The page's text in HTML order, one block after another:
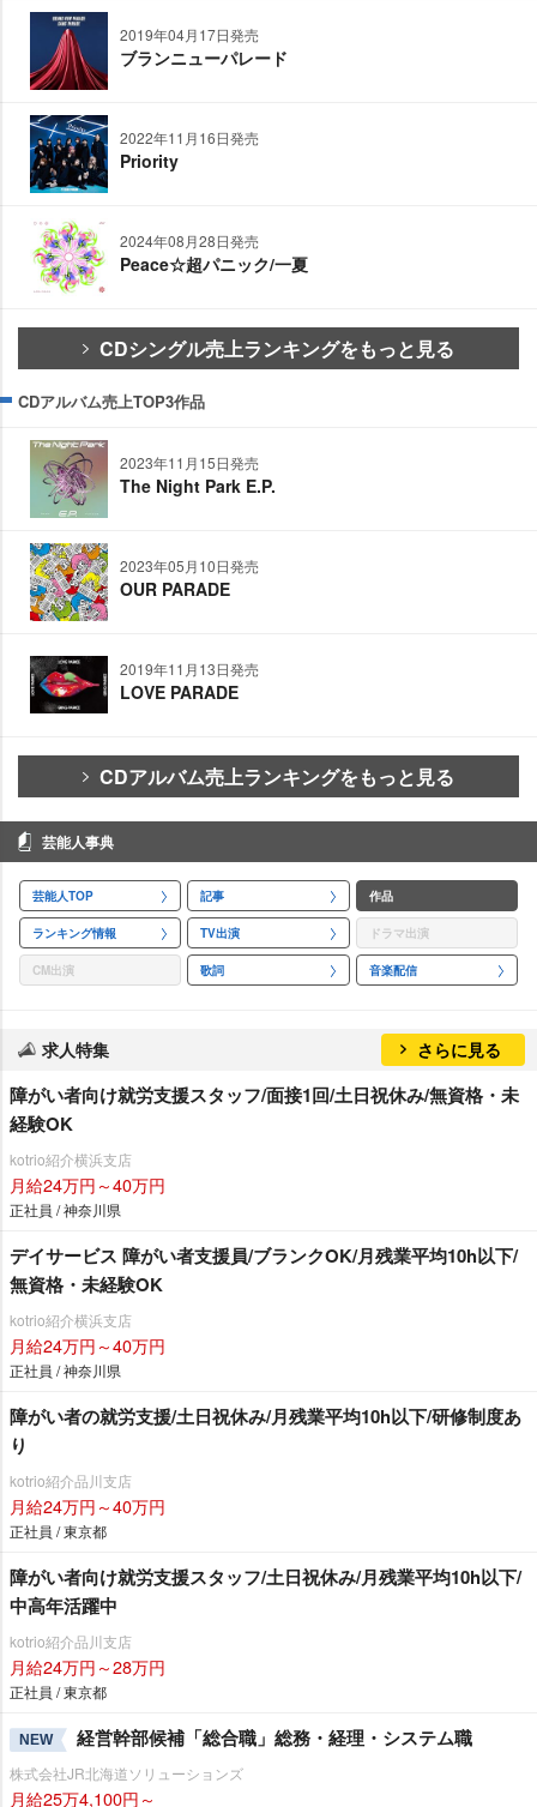
2019年04月17日発売
ブランニューパレード
2022年11月16日発売
Priority
2024年08月28日発売
Peace☆超パニック/一夏
CDシングル売上ランキングをもっと見る
CDアルバム売上TOP3作品
2023年11月15日発売
The Night Park E.P.
2023年05月10日発売
OUR PARADE
2019年11月13日発売
LOVE PARADE
CDアルバム売上ランキングをもっと見る
芸能人事典
芸能人TOP 記事 作品
ランキング情報 TV出演 ドラマ出演
CM出演 歌詞 音楽配信
求人特集 さらに見る
障がい者向け就労支援スタッフ/面接1回/土日祝休み/無資格・未
経験OK
kotrio紹介横浜支店
月給24万円～40万円
正社員 / 神奈川県
デイサービス 障がい者支援員/ブランクOK/月残業平均10h以下/
無資格・未経験OK
kotrio紹介横浜支店
月給24万円～40万円
正社員 / 神奈川県
障がい者の就労支援/土日祝休み/月残業平均10h以下/研修制度あ
り
kotrio紹介品川支店
月給24万円～40万円
正社員 / 東京都
障がい者向け就労支援スタッフ/土日祝休み/月残業平均10h以下/
中高年活躍中
kotrio紹介品川支店
月給24万円～28万円
正社員 / 東京都
NEW 経営幹部候補「総合職」総務・経理・システム職
株式会社JR北海道ソリューションズ
月給25万4,100円～